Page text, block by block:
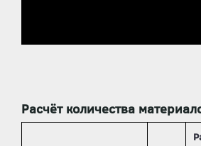
Расчёт количества